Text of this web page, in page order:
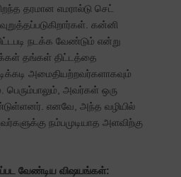
தரமான எமரால்டு செட்
கன்னி
நடக்க வேண்டும் என்று
தங்கள் திட்டத்தை
அமைதியற்றவர்களாகவும்
பெரும்பாலும், அவர்கள் ஒரு
எனவே, அந்த வழியில்
நம்பமுடியாத அளவிற்கு
வேண்டிய விஷயங்கள்: